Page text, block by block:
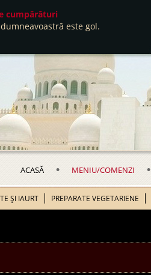
cumpărături
este gol.
ACASĂ • MENIU/COMENZI •
ŞI IAURT PREPARATE VEGETARIENE